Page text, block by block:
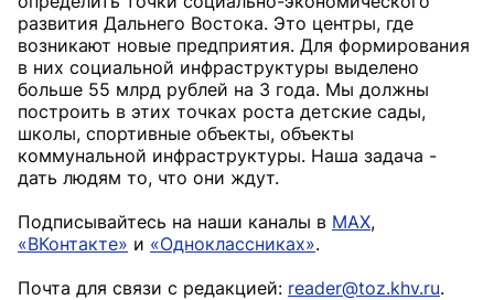
развития Дальнего Востока. Это центры, где
возникают новые предприятия. Для формирования
в них социальной инфраструктуры выделено
больше 55 млрд рублей на 3 года. Мы должны
построить в этих точках роста детские сады,
школы, спортивные объекты, объекты
коммунальной инфраструктуры. Наша задача -
дать людям то, что они ждут.
Подписывайтесь на наши каналы в MAX,
«ВКонтакте» и «Одноклассниках».
Почта для связи с редакцией: reader@toz.khv.ru.